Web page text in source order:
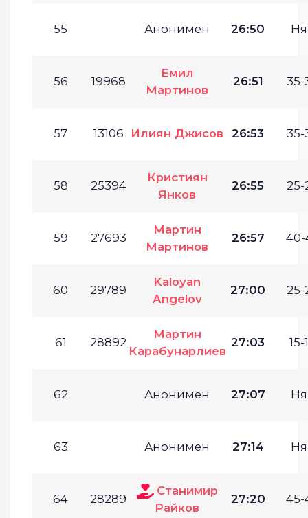
55 Анонимен 26:50
56 19968
Емил
Мартинов
26:51 35-
57 13106 Илиян Джисов 26:53 35-
58 25394
Кристиян
Янков
26:55 25-
59 27693
Мартин
Мартинов
26:57 40-
60 29789
Kaloyan
Angelov
27:00 25-
61 28892
Мартин
Карабунарлиев
27:03 15-
62 Анонимен 27:07
63 Анонимен 27:14
64 28289
Станимир
Райков
27:20 45-